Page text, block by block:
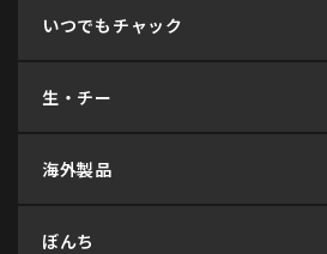
いつでもチャック
生・チー
海外製品
ぼんち